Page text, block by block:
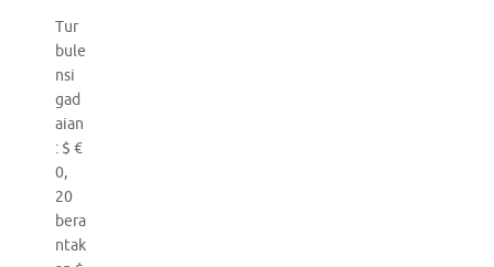
Tur
bule
nsi
gad
aian
: $ €
0,
20
bera
ntak